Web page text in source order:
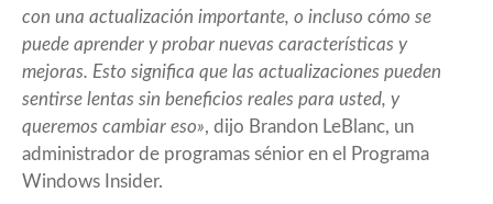
con una actualización importante, o incluso cómo se
puede aprender y probar nuevas características y
mejoras. Esto significa que las actualizaciones pueden
sentirse lentas sin beneficios reales para usted, y
queremos cambiar eso», dijo Brandon LeBlanc, un
administrador de programas sénior en el Programa
Windows Insider.